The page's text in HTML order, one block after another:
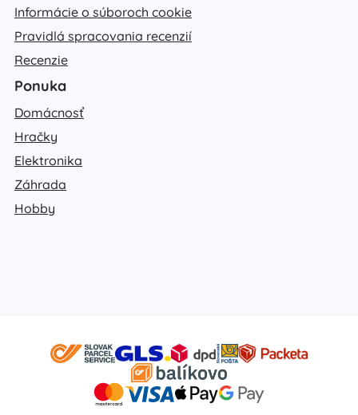
Informácie o súboroch cookie
Pravidlá spracovania recenzií
Recenzie
Ponuka
Domácnosť
Hračky
Elektronika
Záhrada
Hobby